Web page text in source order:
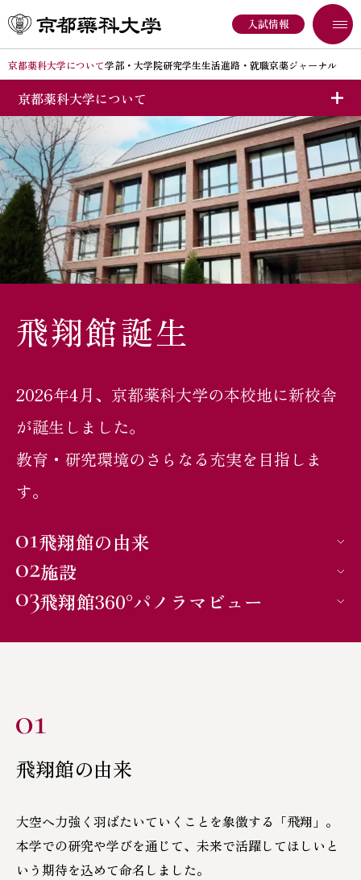
京都薬科大学について学部・大学院研究学生生活進路・就職京薬ジャーナル
入試情報
京都薬科大学について
京都薬科大学についてINDEX
大学概要
京都薬科大学の取り組み
地域連携
ご寄付のお願い
学部入試
オープンキャンパス
大学院入試
京都薬科大学について
理事長挨拶
学長挨拶
教育理念・目的
校章・ロゴ・校歌
キャンパス・附属施設
飛翔館特設ページ
飛翔館誕生
2026年4月、京都薬科大学の本校地に新校舎
が誕生しました。
教育・研究環境のさらなる充実を目指しま
す。
飛翔館の由来
施設
飛翔館360°パノラマビュー
飛翔館の由来
大空へ力強く羽ばたいていくことを象徴する「飛翔」。
本学での研究や学びを通じて、未来で活躍してほしいと
いう期待を込めて命名しました。